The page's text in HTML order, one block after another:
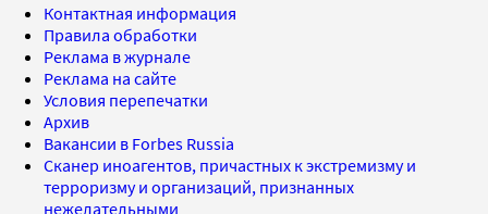
Контактная информация
Правила обработки
Реклама в журнале
Реклама на сайте
Условия перепечатки
Архив
Вакансии в Forbes Russia
Сканер иноагентов, причастных к экстремизму и
терроризму и организаций, признанных
нежелательными